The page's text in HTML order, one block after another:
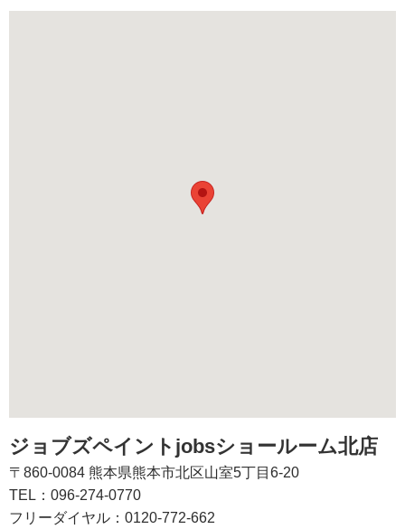
ジョブズペイントjobsショールーム北店
〒860-0084 熊本県熊本市北区山室5丁目6-20
TEL：096-274-0770
フリーダイヤル：0120-772-662